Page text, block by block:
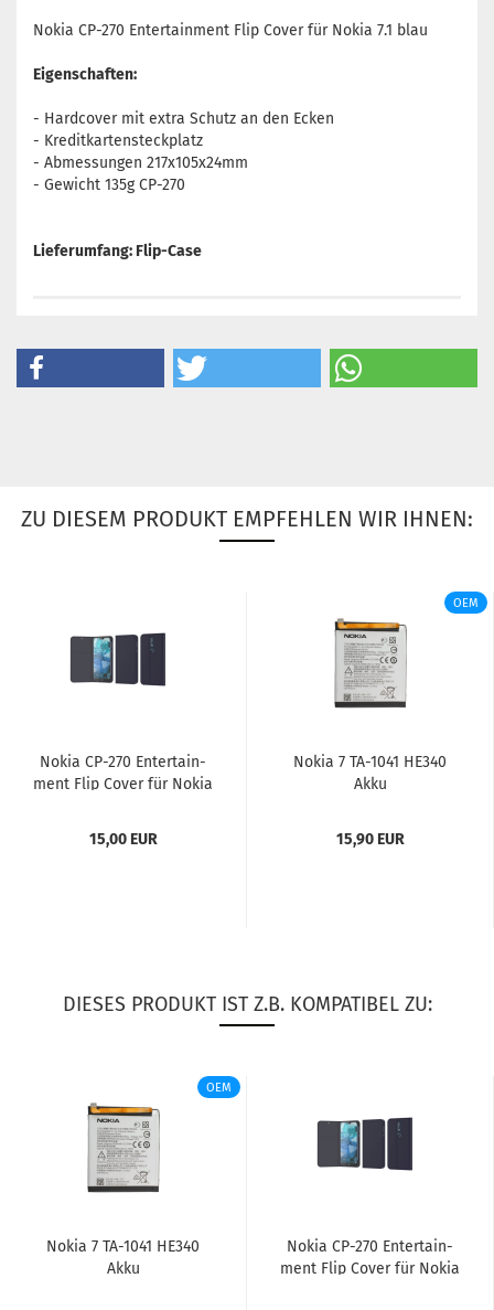
Nokia CP-270 Entertainment Flip Cover für Nokia 7.1 blau
Eigenschaften:
- Hardcover mit extra Schutz an den Ecken
- Kreditkartensteckplatz
- Abmessungen 217x105x24mm
- Gewicht 135g CP-270
Lieferumfang: Flip-Case
ZU DIESEM PRODUKT EMPFEHLEN WIR IHNEN:
Nokia CP-​270 En­ter­tain­
ment Flip Cover für Nokia
15,00 EUR
OEM
Nokia 7 TA-​1041 HE340
Akku
15,90 EUR
DIESES PRODUKT IST Z.B. KOMPATIBEL ZU:
OEM
Nokia 7 TA-​1041 HE340
Akku
Nokia CP-​270 En­ter­tain­
ment Flip Cover für Nokia